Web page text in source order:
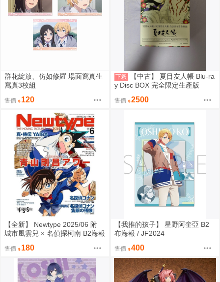
群花綻放、仿如修羅 場面寫真生
寫真3枚組
售價 120
下殺
【中古】 夏目友人帳 Blu-ra
y Disc BOX 完全限定生產版
售價 2500
【全新】 Newtype 2025/06 附
城市風雲兒 × 名偵探柯南 B2海報
售價 180
【我推的孩子】 星野阿奎亞 B2
布海報 / JF2024
售價 400